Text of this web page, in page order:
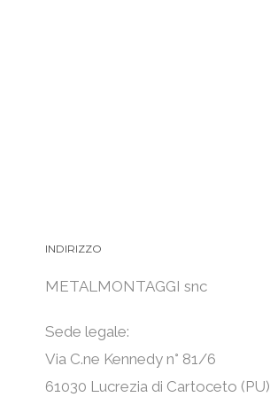
INDIRIZZO
METALMONTAGGI snc
Sede legale:
Via C.ne Kennedy n° 81/6
61030 Lucrezia di Cartoceto (PU)